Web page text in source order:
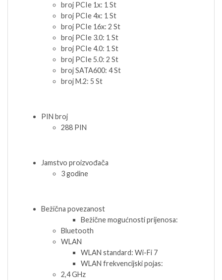
broj PCIe 1x: 1 St
broj PCIe 4x: 1 St
broj PCIe 16x: 2 St
broj PCIe 3.0: 1 St
broj PCIe 4.0: 1 St
broj PCIe 5.0: 2 St
broj SATA600: 4 St
broj M.2: 5 St
PIN broj
288 PIN
Jamstvo proizvođača
3 godine
Bežična povezanost
Bežične mogućnosti prijenosa:
Bluetooth
WLAN
WLAN standard: Wi-Fi 7
WLAN frekvencijski pojas:
2,4 GHz